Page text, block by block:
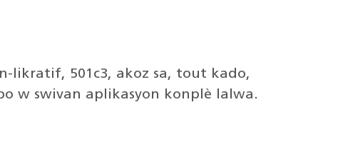
likratif, 501c3, akoz sa, tout kado,
w swivan aplikasyon konplè lalwa.